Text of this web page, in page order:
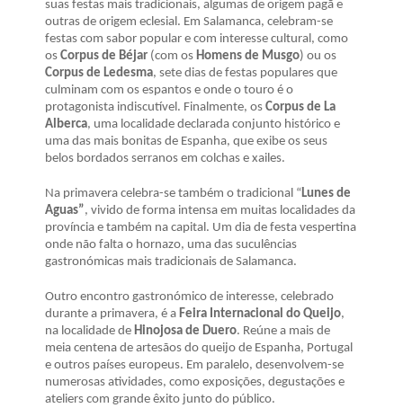
suas festas mais tradicionais, algumas de origem pagã e
outras de origem eclesial. Em Salamanca, celebram-se
festas com sabor popular e com interesse cultural, como
os Corpus de Béjar (com os Homens de Musgo) ou os
Corpus de Ledesma, sete dias de festas populares que
culminam com os espantos e onde o touro é o
protagonista indiscutível. Finalmente, os Corpus de La
Alberca, uma localidade declarada conjunto histórico e
uma das mais bonitas de Espanha, que exibe os seus
belos bordados serranos em colchas e xailes.
Na primavera celebra-se também o tradicional “Lunes de
Aguas” , vivido de forma intensa em muitas localidades da
província e também na capital. Um dia de festa vespertina
onde não falta o hornazo, uma das suculências
gastronómicas mais tradicionais de Salamanca.
Outro encontro gastronómico de interesse, celebrado
durante a primavera, é a Feira Internacional do Queijo,
na localidade de Hinojosa de Duero. Reúne a mais de
meia centena de artesãos do queijo de Espanha, Portugal
e outros países europeus. Em paralelo, desenvolvem-se
numerosas atividades, como exposições, degustações e
ateliers com grande êxito junto do público.